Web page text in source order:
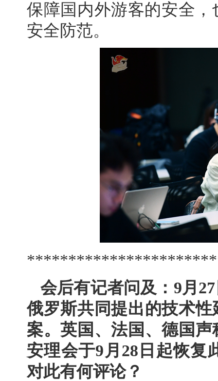
保障国内外游客的安全
安全防范。
会后有记者问及：9月
俄罗斯共同提出的技术
案。英国、法国、德国
安理会于9月28日起恢复
对此有何评论？